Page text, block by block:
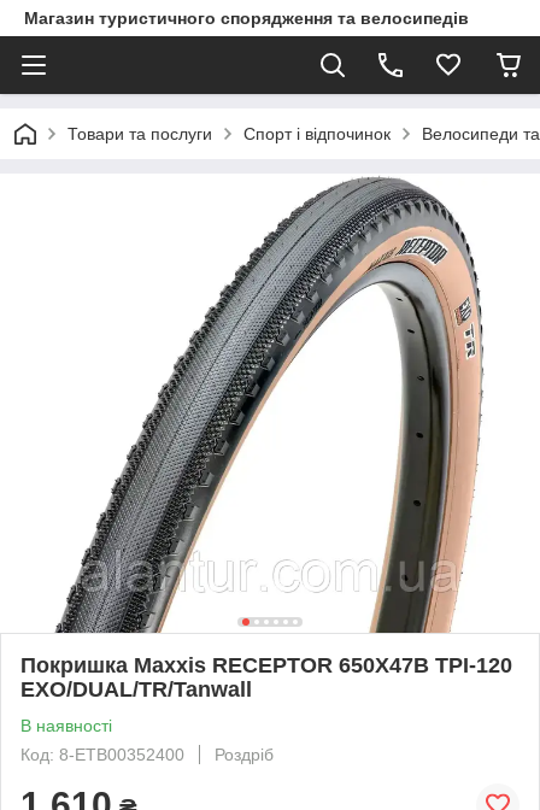
Магазин туристичного спорядження та велосипедів
Товари та послуги Спорт і відпочинок Велосипеди
Покришка Maxxis RECEPTOR 650X47B TPI-120
EXO/DUAL/TR/Tanwall
В наявності
Код: 8-ETB00352400
Роздріб